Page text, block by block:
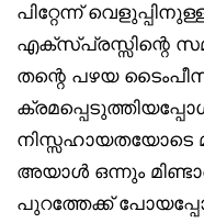
പിറ്റേന്ന്
എക്‌സ്‌പ്രസ്സിന്റെ
തന്റെ പഴയ
നിസ്സഹായതയോടെ
അയാൾ ഒന്നും
പുറത്തേക്ക്